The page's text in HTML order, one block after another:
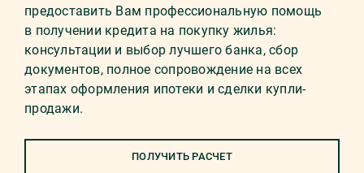
предоставить Вам профессиональную помощь
в получении кредита на покупку жилья:
консультации и выбор лучшего банка, сбор
документов, полное сопровождение на всех
этапах оформления ипотеки и сделки купли-
продажи.
ПОЛУЧИТЬ РАСЧЕТ